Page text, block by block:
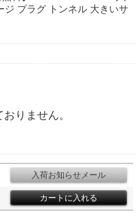
ジ プラグ トンネル 大きいサ
りません。